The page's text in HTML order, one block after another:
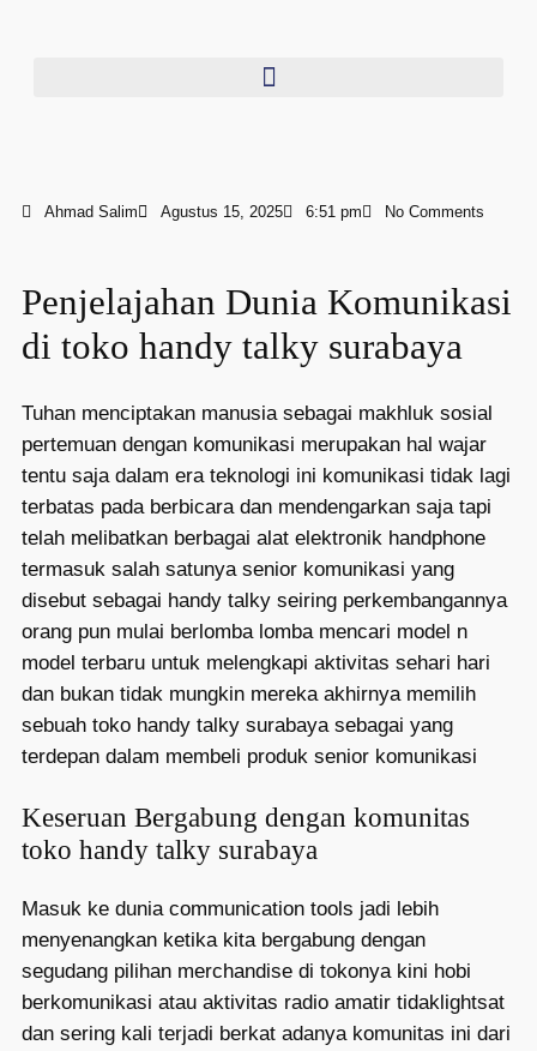
Ahmad Salim Agustus 15, 2025 6:51 pm No Comments
Penjelajahan Dunia Komunikasi
di toko handy talky surabaya
Tuhan menciptakan manusia sebagai makhluk sosial
pertemuan dengan komunikasi merupakan hal wajar
tentu saja dalam era teknologi ini komunikasi tidak lagi
terbatas pada berbicara dan mendengarkan saja tapi
telah melibatkan berbagai alat elektronik handphone
termasuk salah satunya senior komunikasi yang
disebut sebagai handy talky seiring perkembangannya
orang pun mulai berlomba lomba mencari model n
model terbaru untuk melengkapi aktivitas sehari hari
dan bukan tidak mungkin mereka akhirnya memilih
sebuah toko handy talky surabaya sebagai yang
terdepan dalam membeli produk senior komunikasi
Keseruan Bergabung dengan komunitas
toko handy talky surabaya
Masuk ke dunia communication tools jadi lebih
menyenangkan ketika kita bergabung dengan
segudang pilihan merchandise di tokonya kini hobi
berkomunikasi atau aktivitas radio amatir tidaklightsat
dan sering kali terjadi berkat adanya komunitas ini dari